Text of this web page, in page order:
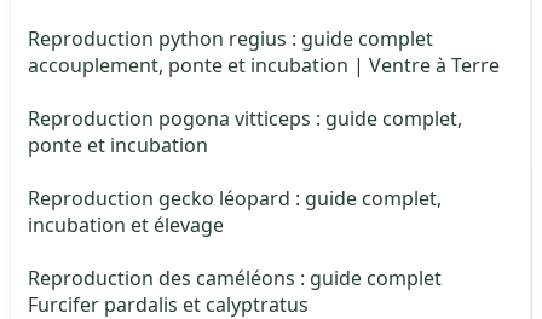
Reproduction python regius : guide complet
accouplement, ponte et incubation | Ventre à Terre
Reproduction pogona vitticeps : guide complet,
ponte et incubation
Reproduction gecko léopard : guide complet,
incubation et élevage
Reproduction des caméléons : guide complet
Furcifer pardalis et calyptratus